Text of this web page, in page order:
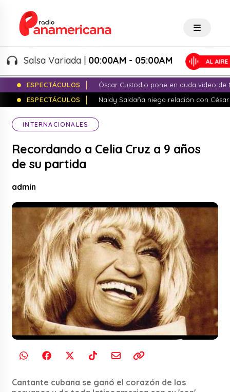
Salsa Variada |00:00AM - 05:00AM
ESPECTÁCULOS
Óscar Custodio pone en duda video de
ESPECTÁCULOS
Naldy Saldaña niega relación con
INTERNACIONALES
Recordando a Celia Cruz a 9 años
de su partida
admin
Cantante cubana se ganó el corazón de los